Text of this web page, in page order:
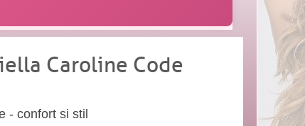
Caroline Code
- confort si stil